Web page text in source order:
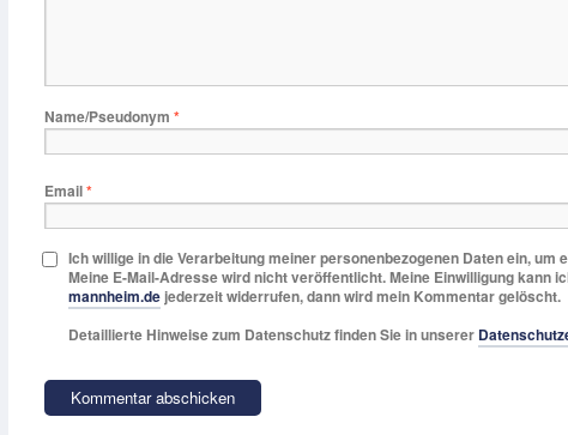
Name/Pseudonym*
Email*
Ich willige in die Verarbeitung meiner personenbezogenen Daten ein,
Meine E-Mail-Adresse wird nicht veröffentlicht. Meine Einwilligung kann
mannheim.de jederzeit widerrufen, dann wird mein Kommentar gelöscht.
Detaillierte Hinweise zum Datenschutz finden Sie in unserer